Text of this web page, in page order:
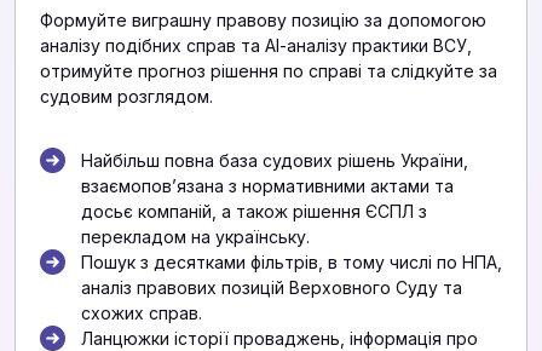
Формуйте виграшну правову позицію за допомогою
аналізу подібних справ та АІ-аналізу практики ВСУ,
отримуйте прогноз рішення по справі та слідкуйте за
судовим розглядом.
Найбільш повна база судових рішень України,
взаємоповʼязана з нормативними актами та
досьє компаній, а також рішення ЄСПЛ з
перекладом на українську.
Пошук з десятками фільтрів, в тому числі по НПА,
аналіз правових позицій Верховного Суду та
схожих справ.
Ланцюжки історії проваджень, інформація про